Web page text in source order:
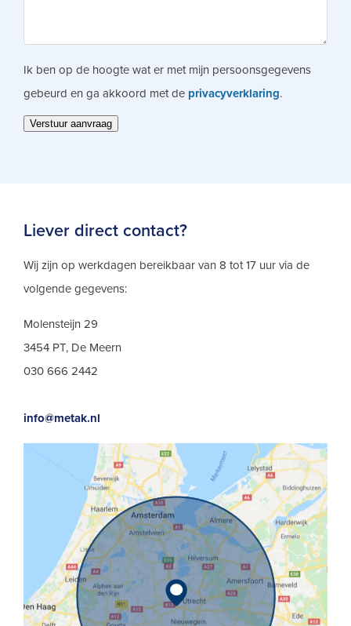
Ik ben op de hoogte wat er met mijn persoonsgegevens
gebeurd en ga akkoord met de privacyverklaring.
Verstuur aanvraag
Liever direct contact?
Wij zijn op werkdagen bereikbaar van 8 tot 17 uur via de
volgende gegevens:
Molensteijn 29
3454 PT, De Meern
030 666 2442
info@metak.nl